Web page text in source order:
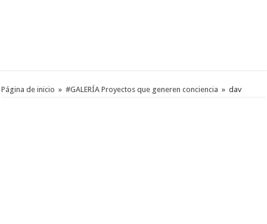
Página de inicio » #GALERÍA Proyectos que generen conciencia » dav